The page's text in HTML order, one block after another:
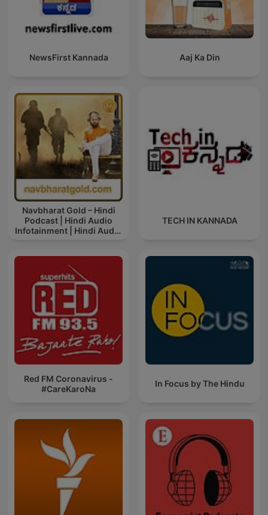
NewsFirst Kannada Aaj Ka Din
Navbharat Gold – Hindi
Podcast | Hindi Audio
Infotainment | Hindi Audio
TECH IN KANNADA
Red FM Coronavirus -
#CareKaroNa
In Focus by The Hindu